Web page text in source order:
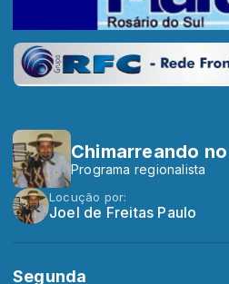
Chimarreando
Programa regionalista
Locução por:
Joel de Freitas Paulo
Segunda